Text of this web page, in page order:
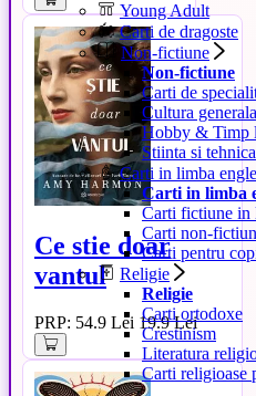
Young Adult
Carti de dragoste
Non-fictiune
Non-fictiune
Carti de
Cultura generala
Hobby & Timp
Stiinta si tehnica
Carti in limba
Carti in limba
Carti fictiune in
Carti non-
Carti pentru
Religie
Religie
Carti ortodoxe
Crestinism
Literatura
Carti religioase
Ce stie doar
vantul
PRP: 54.9 Lei 19.9 Lei